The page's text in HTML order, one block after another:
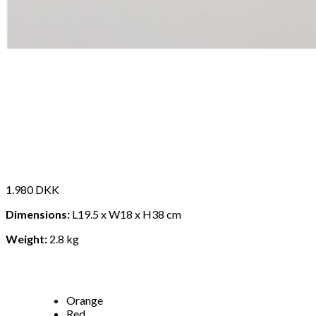
1.980DKK
Dimensions: L19.5 x W18 x H38 cm
Weight: 2.8 kg
Orange